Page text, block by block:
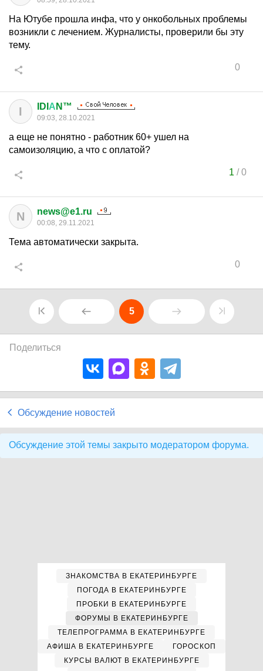
На Ютубе прошла инфа, что у онкобольных проблемы
возникли с лечением. Журналисты, проверили бы эту
тему.
0
I IDI А N™
09:03, 28.10.2021
а еще не понятно - работник 60+ ушел на
самоизоляцию, а что с оплатой?
1 /0
N news@e1.ru
00:08, 29.11.2021
Тема автоматически закрыта.
0
5
Поделиться
Обсуждение новостей
Обсуждение этой темы закрыто модератором форума.
ЗНАКОМСТВА В ЕКАТЕРИНБУРГЕ
ПОГОДА В ЕКАТЕРИНБУРГЕ
ПРОБКИ В ЕКАТЕРИНБУРГЕ
ФОРУМЫ В ЕКАТЕРИНБУРГЕ
ТЕЛЕПРОГРАММА В ЕКАТЕРИНБУРГЕ
АФИША В ЕКАТЕРИНБУРГЕ
ГОРОСКОП
КУРСЫ ВАЛЮТ В ЕКАТЕРИНБУРГЕ